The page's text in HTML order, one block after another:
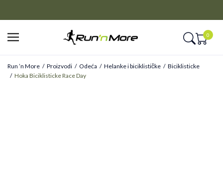
0
Run ’n More Proizvodi Odeća Helanke i biciklističke
Biciklisticke
Hoka Biciklisticke Race Day